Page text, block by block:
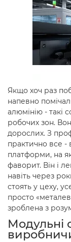
Якщо хоч раз
напевно
алюмінію - такі
робочих зон.
дорослих. З
практично все -
платформи, на
фаворит. Він і
навіть через
стоять у цеху,
просто
зроблена з
Модульні